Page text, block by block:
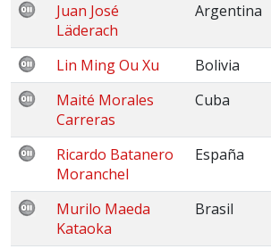
Juan José
Läderach
Argentina
Lin Ming Ou Xu Bolivia
Maité Morales
Carreras
Cuba
Ricardo Batanero
Moranchel
España
Murilo Maeda
Kataoka
Brasil